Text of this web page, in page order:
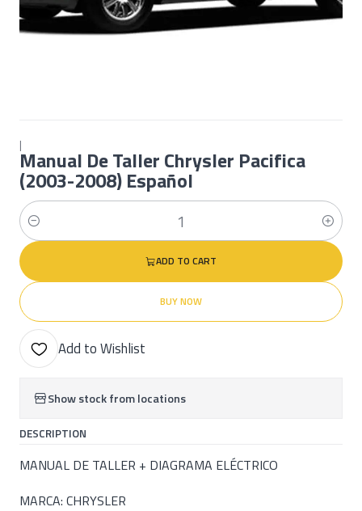
|
Manual De Taller Chrysler Pacifica
(2003-2008) Español
Quantity
ADD TO CART
BUY NOW
Add to Wishlist
Show stock from locations
DESCRIPTION
MANUAL DE TALLER + DIAGRAMA ELÉCTRICO
MARCA: CHRYSLER